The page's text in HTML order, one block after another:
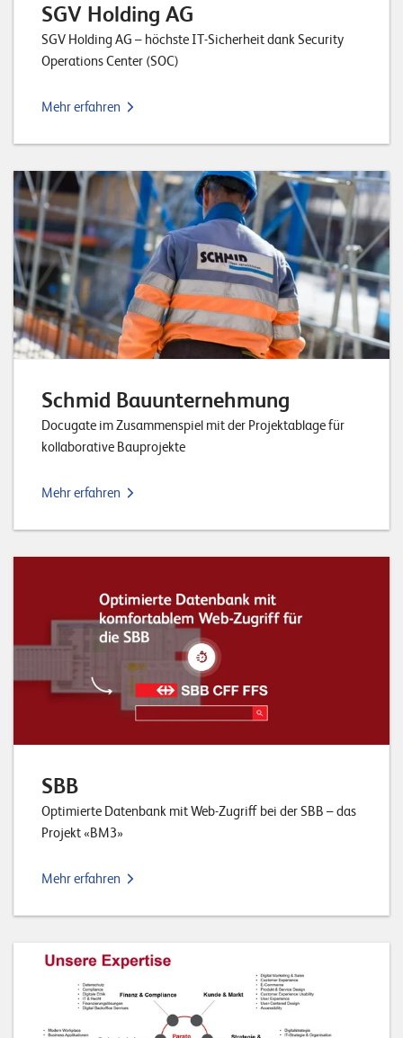
SGV Holding AG
SGV Holding AG – höchste IT-Sicherheit dank Security
Operations Center (SOC)
Mehr erfahren
Schmid Bauunternehmung
Docugate im Zusammenspiel mit der Projektablage für
kollaborative Bauprojekte
Mehr erfahren
SBB
Optimierte Datenbank mit Web-Zugriff bei der SBB – das
Projekt «BM3»
Mehr erfahren